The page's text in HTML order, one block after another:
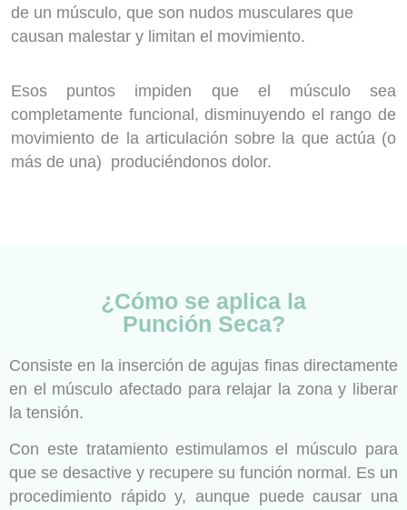
de un músculo, que son nudos musculares que
causan malestar y limitan el movimiento.
Esos puntos impiden que el músculo sea
completamente funcional , disminuyendo el rango de
movimiento de la articulación sobre la que actúa (o
más de una) produciéndonos dolor.
¿Cómo se aplica la
Punción Seca?
Consiste en la inserción de agujas finas directamente
en el músculo afectado para relajar la zona y liberar
la tensión.
Con este tratamiento estimulamos el músculo para
que se desactive y recupere su función normal. Es un
procedimiento rápido y, aunque puede causar una